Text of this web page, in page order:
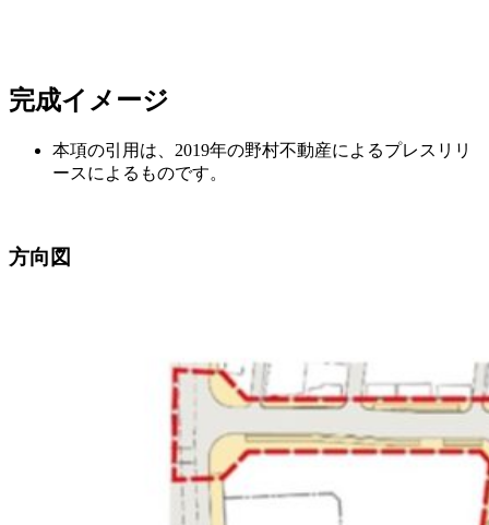
完成イメージ
本項の引用は、2019年の野村不動産によるプレスリリ
ースによるものです。
方向図